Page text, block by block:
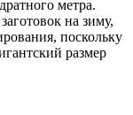
метра.
на зиму,
поскольку
размер